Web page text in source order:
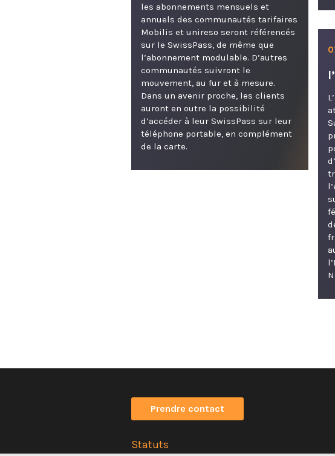
les abonnements mensuels et
annuels des communautés tarifaires
Mobilis et unireso seront référencés
sur le SwissPass, de même que
l’abonnement modulable. D’autres
communautés suivront le
mouvement, au fur et à mesure.
Dans un avenir proche, les clients
auront en outre la possibilité
d’accéder à leur SwissPass sur leur
téléphone portable, en complément
de la carte.
Prendre contact
Statuts